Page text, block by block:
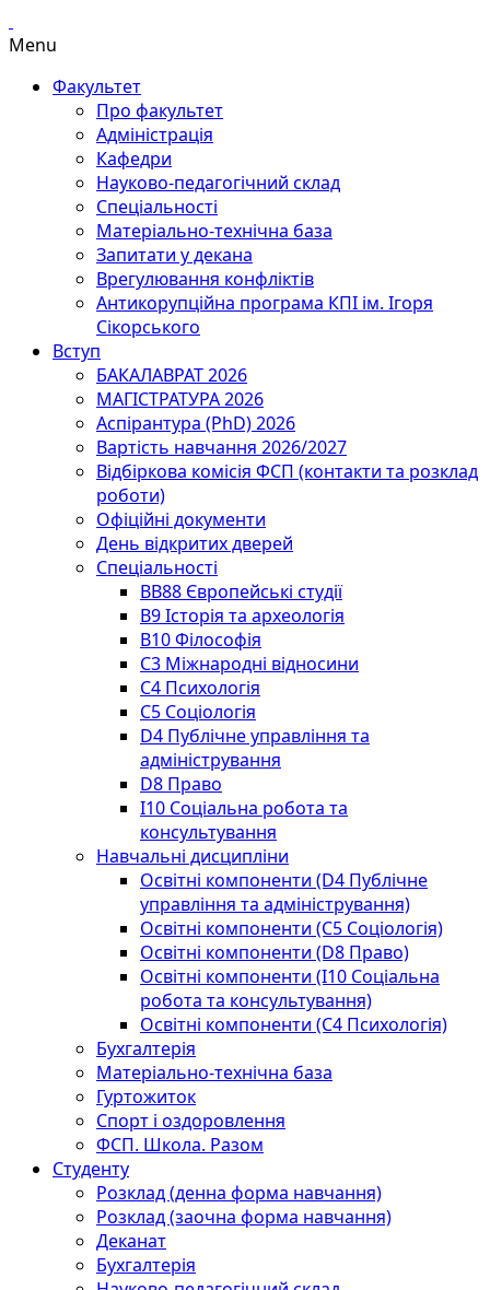
Menu
Факультет
Про факультет
Адміністрація
Кафедри
Науково-педагогічний склад
Спеціальності
Матеріально-технічна база
Запитати у декана
Врегулювання конфліктів
Антикорупційна програма КПІ ім. Ігоря
Сікорського
Вступ
БАКАЛАВРАТ 2026
МАГІСТРАТУРА 2026
Аспірантура (PhD) 2026
Вартість навчання 2026/2027
Відбіркова комісія ФСП (контакти та розклад
роботи)
Офіційні документи
День відкритих дверей
Спеціальності
BВ88 Європейські студії
B9 Історія та археологія
B10 Філософія
C3 Міжнародні відносини
C4 Психологія
С5 Соціологія
D4 Публічне управління та
адміністрування
D8 Право
I10 Соціальна робота та
консультування
Навчальні дисципліни
Освітні компоненти (D4 Публічне
управління та адміністрування)
Освітні компоненти (С5 Соціологія)
Освітні компоненти (D8 Право)
Освітні компоненти (I10 Соціальна
робота та консультування)
Освітні компоненти (С4 Психологія)
Бухгалтерія
Матеріально-технічна база
Гуртожиток
Спорт і оздоровлення
ФСП. Школа. Разом
Студенту
Розклад (денна форма навчання)
Розклад (заочна форма навчання)
Деканат
Бухгалтерія